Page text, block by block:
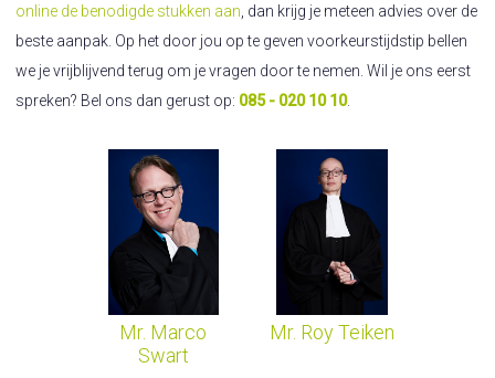
online de benodigde stukken aan , dan krijg je meteen advies over de
beste aanpak. Op het door jou op te geven voorkeurstijdstip bellen
we je vrijblijvend terug om je vragen door te nemen. Wil je ons eerst
spreken? Bel ons dan gerust op: 085 - 020 10 10.
Mr. Marco
Swart
Mr. Roy Teiken